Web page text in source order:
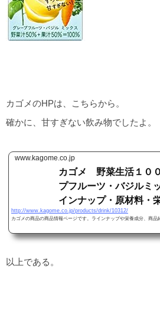
カゴメのHPは、こちらから。
確かに、甘すぎない飲み物でしたよ。
www.kagome.co.jp
カゴメ 野菜生活１０
プフルーツ・バジルミ
インナップ・原材料・
http://www.kagome.co.jp/products/drink/10312/
カゴメの商品の商品情報ページです。ラインナップや栄養成分、商品
以上である。